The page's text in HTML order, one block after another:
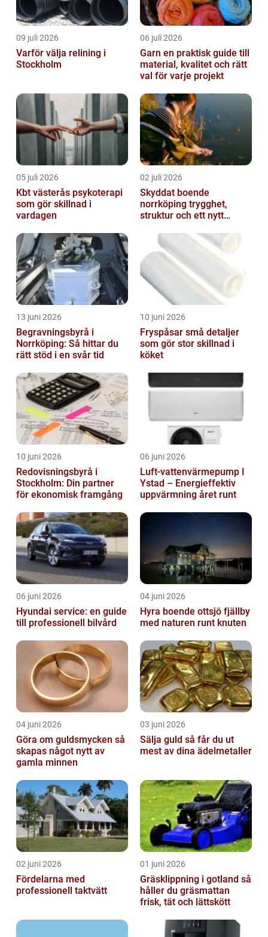
09 juli 2026
Varför välja relining i
Stockholm
06 juli 2026
Garn en praktisk guide till
material, kvalitet och rätt
val för varje projekt
05 juli 2026
Kbt västerås psykoterapi
som gör skillnad i
vardagen
02 juli 2026
Skyddat boende
norrköping trygghet,
struktur och ett nytt
13 juni 2026
Begravningsbyrå i
Norrköping: Så hittar du
rätt stöd i en svår tid
10 juni 2026
Fryspåsar små detaljer
som gör stor skillnad i
köket
10 juni 2026
Redovisningsbyrå i
Stockholm: Din partner
för ekonomisk framgång
06 juni 2026
Luft-vattenvärmepump I
Ystad – Energieffektiv
uppvärmning året runt
06 juni 2026
Hyundai service: en guide
till professionell bilvård
04 juni 2026
Hyra boende ottsjö fjällby
med naturen runt knuten
04 juni 2026
Göra om guldsmycken så
skapas något nytt av
gamla minnen
03 juni 2026
Sälja guld så får du ut
mest av dina ädelmetaller
02 juni 2026
Fördelarna med
professionell taktvätt
01 juni 2026
Gräsklippning i gotland så
håller du gräsmattan
frisk, tät och lättskött